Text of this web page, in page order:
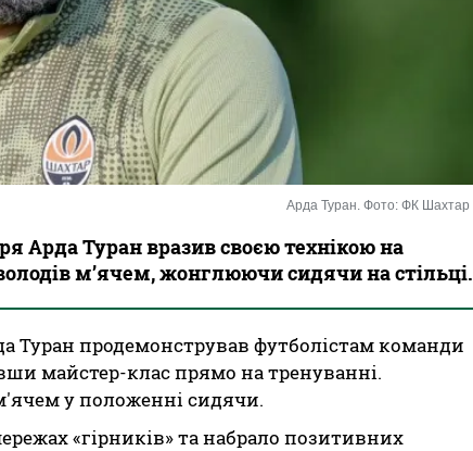
Арда Туран. Фото: ФК Шахтар
Арда Туран вразив своєю технікою на
м’ячем, жонглюючи сидячи на стільці.
Туран продемонстрував футболістам команди
майстер-клас прямо на тренуванні.
у положенні сидячи.
«гірників» та набрало позитивних